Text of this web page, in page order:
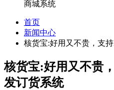
商城系统
首页
新闻中心
核货宝:好用又不贵，支
核货宝:好用又不贵
发订货系统